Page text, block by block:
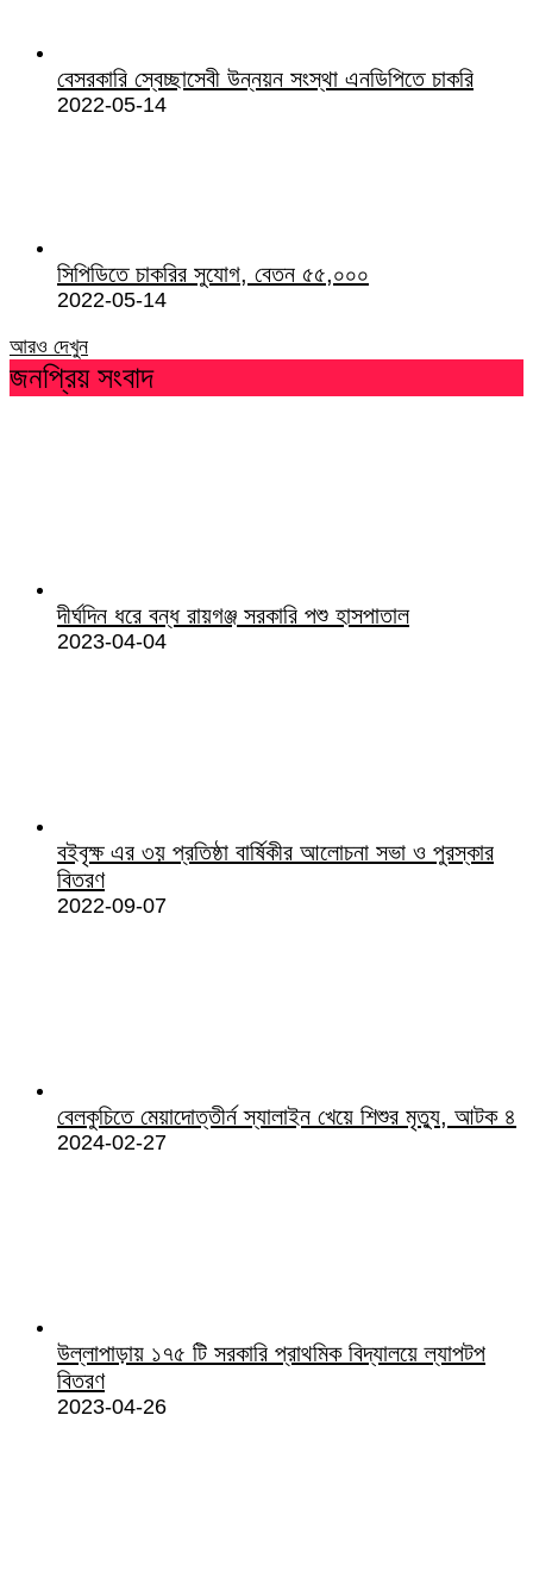
বেসরকারি স্বেচ্ছাসেবী উন্নয়ন সংস্থা এনডিপিতে চাকরি
2022-05-14
সিপিডিতে চাকরির সুযোগ, বেতন ৫৫,০০০
2022-05-14
আরও দেখুন
জনপ্রিয় সংবাদ
দীর্ঘদিন ধরে বন্ধ রায়গঞ্জ সরকারি পশু হাসপাতাল
2023-04-04
বইবৃক্ষ এর ৩য় প্রতিষ্ঠা বার্ষিকীর আলোচনা সভা ও পুরস্কার
বিতরণ
2022-09-07
বেলকুচিতে মেয়াদোত্তীর্ন স্যালাইন খেয়ে শিশুর মৃত্যু, আটক ৪
2024-02-27
উল্লাপাড়ায় ১৭৫ টি সরকারি প্রাথমিক বিদ্যালয়ে ল্যাপটপ
বিতরণ
2023-04-26